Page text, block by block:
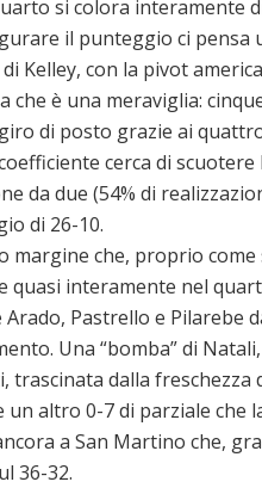
si colora interamente
il punteggio ci pensa
Kelley, con la pivot
che è una meraviglia:
di posto grazie ai
cerca di
da due (54% di
di 26-10.
margine che, proprio come
quasi interamente nel
Arado, Pastrello e Pilarebe
Una “bomba” di
trascinata dalla freschezza
un altro 0-7 di parziale che
a San Martino che,
36-32.